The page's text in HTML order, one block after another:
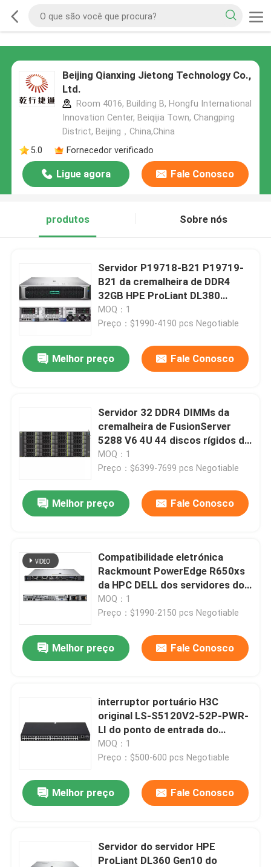
Beijing Qianxing Jietong Technology Co.,
Ltd.
Room 4016, Building B, Hongfu International
Innovation Center, Beiqijia Town, Changping
District, Beijing，China,China
5.0
Fornecedor verificado
Ligue agora Fale Conosco
produtos Sobre nós
Servidor P19718-B21 P19719-
B21 da cremalheira de DDR4
32GB HPE ProLiant DL380
Gen10 2U
MOQ：1
Preço：$1990-4190 pcs Negotiable
Melhor preço Fale Conosco
Servidor 32 DDR4 DIMMs da
cremalheira de FusionServer
5288 V6 4U 44 discos rígidos de
3,5 polegadas
MOQ：1
Preço：$6399-7699 pcs Negotiable
Melhor preço Fale Conosco
Compatibilidade eletrónica
Rackmount PowerEdge R650xs
da HPC DELL dos servidores do
armazenamento 1U
MOQ：1
Preço：$1990-2150 pcs Negotiable
Melhor preço Fale Conosco
interruptor portuário H3C
original LS-S5120V2-52P-PWR-
LI do ponto de entrada do
gigabit 104Gbps 48
MOQ：1
Preço：$500-600 pcs Negotiable
Melhor preço Fale Conosco
Servidor do servidor HPE
ProLiant DL360 Gen10 do